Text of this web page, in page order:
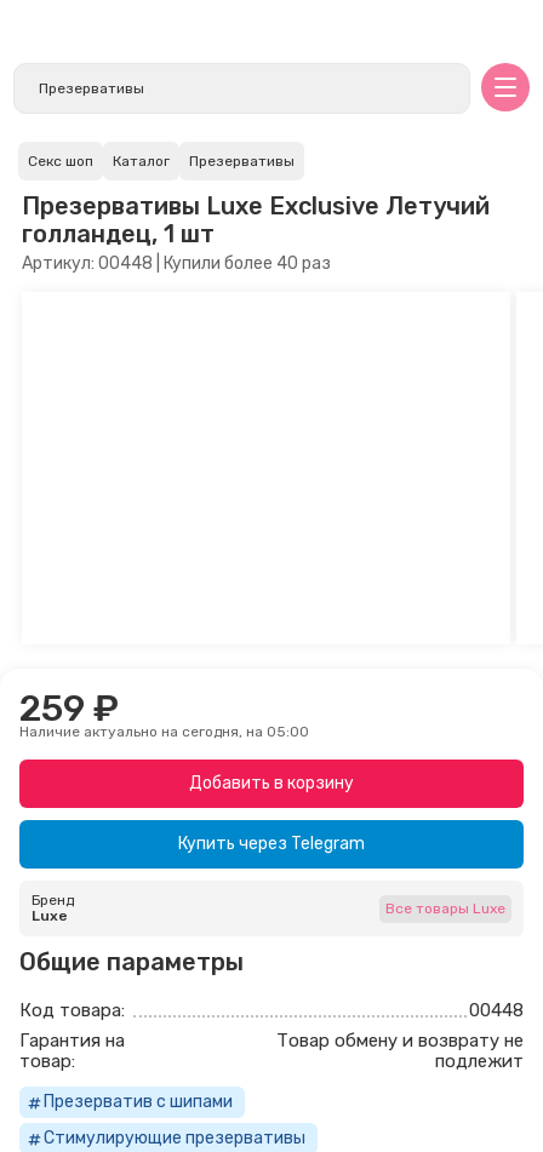
Секс шоп Каталог Презервативы
Презервативы Luxe Exclusive Летучий
голландец, 1 шт
Артикул: 00448 | Купили более 40 раз
259 ₽
Наличие актуально на сегодня, на 05:00
Добавить в корзину
Купить через Telegram
Бренд
Luxe
Все товары Luxe
Общие параметры
Код товара:
00448
Гарантия на
товар:
Товар обмену и возврату не
подлежит
Презерватив с шипами
Стимулирующие презервативы